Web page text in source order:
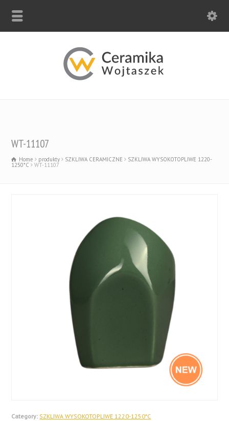
WT-11107
Home produkty SZKLIWA CERAMICZNE SZKLIWA WYSOKOTOPLIWE 1220-
1250*C WT-11107
Category: SZKLIWA WYSOKOTOPLIWE 1220-1250*C